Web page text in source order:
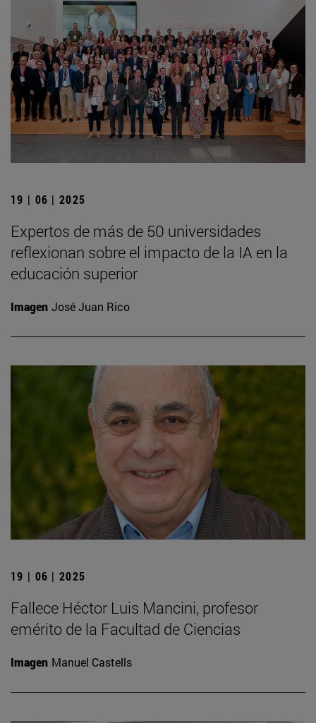
19 | 06 | 2025
Expertos de más de 50 universidades
reflexionan sobre el impacto de la IA en la
educación superior
Imagen José Juan Rico
19 | 06 | 2025
Fallece Héctor Luis Mancini, profesor
emérito de la Facultad de Ciencias
Imagen Manuel Castells